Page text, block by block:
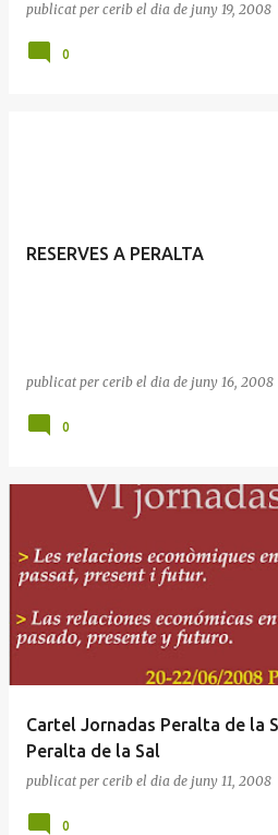
publicat per cerib el dia de juny 19, 2008
0
RESERVES A PERALTA
publicat per cerib el dia de juny 16, 2008
0
Cartel Jornadas Peralta de la
Peralta de la Sal
publicat per cerib el dia de juny 11, 2008
0